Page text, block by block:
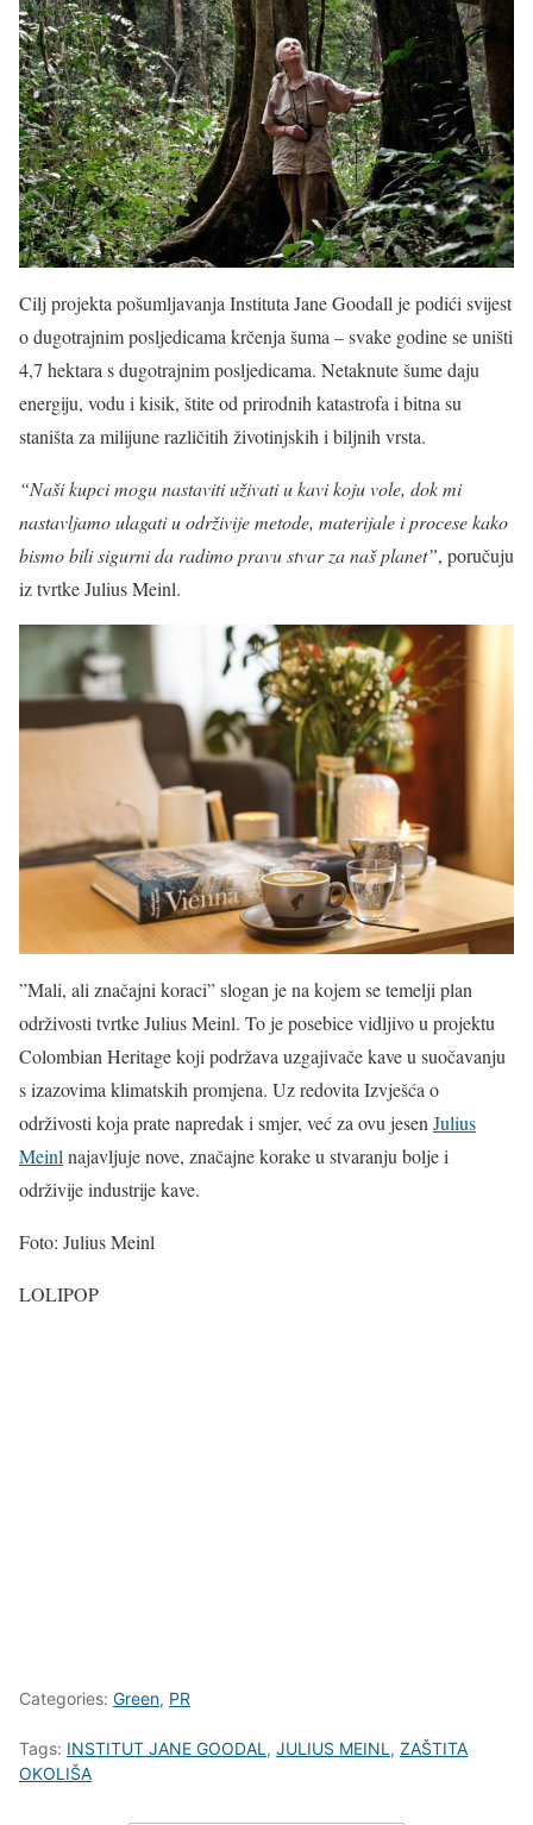
Cilj projekta pošumljavanja Instituta Jane Goodall je podići svijest
o dugotrajnim posljedicama krčenja šuma – svake godine se uništi
4,7 hektara s dugotrajnim posljedicama. Netaknute šume daju
energiju, vodu i kisik, štite od prirodnih katastrofa i bitna su
staništa za milijune različitih životinjskih i biljnih vrsta.
“Naši kupci mogu nastaviti uživati ​​u kavi koju vole, dok mi
nastavljamo ulagati u održivije metode, materijale i procese kako
bismo bili sigurni da radimo pravu stvar za naš planet”, poručuju
iz tvrtke Julius Meinl.
”Mali, ali značajni koraci” slogan je na kojem se temelji plan
održivosti tvrtke Julius Meinl. To je posebice vidljivo u projektu
Colombian Heritage koji podržava uzgajivače kave u suočavanju
s izazovima klimatskih promjena. Uz redovita Izvješća o
održivosti koja prate napredak i smjer, već za ovu jesenJulius
Meinlnajavljuje nove, značajne korake u stvaranju bolje i
održivije industrije kave.
Foto: Julius Meinl
LOLIPOP
Categories: Green, PR
Tags: INSTITUT JANE GOODAL , JULIUS MEINL , ZAŠTITA
OKOLIŠA